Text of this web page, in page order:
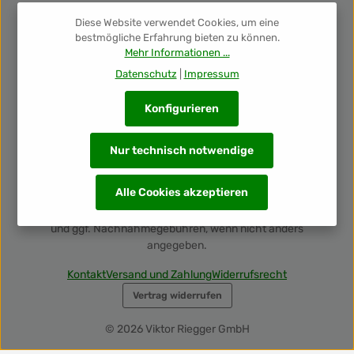
Newsletter
Unsere Auszeichnungen
Alle Preise inkl. gesetzl. Mehrwertsteuer zzgl.Versandkosten
und ggf. Nachnahmegebühren, wenn nicht anders
angegeben.
© 2026 Viktor Riegger GmbH
KontaktVersand und ZahlungWiderrufsrecht
Vertrag widerrufen
Diese Website verwendet Cookies, um eine
bestmögliche Erfahrung bieten zu können.
Mehr Informationen ...
Datenschutz| Impressum
Nur technisch notwendige
Konfigurieren
Alle Cookies akzeptieren